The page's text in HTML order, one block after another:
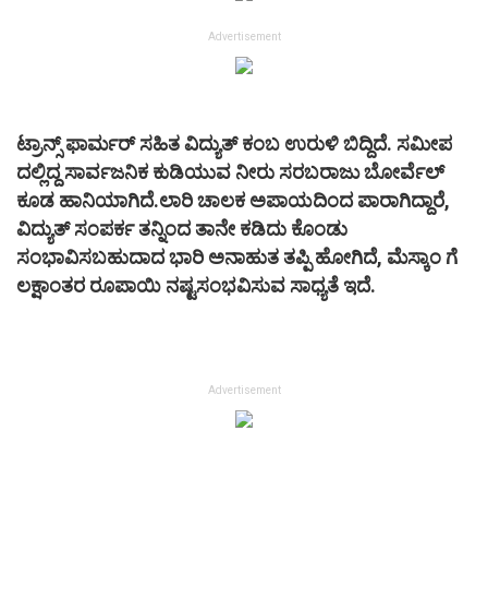
Advertisement
ಟ್ರಾನ್ಸ್ ಫಾರ್ಮರ್ ಸಹಿತ ವಿದ್ಯುತ್ ಕಂಬ ಉರುಳಿ ಬಿದ್ದಿದೆ. ಸಮೀಪ
ದಲ್ಲಿದ್ದ ಸಾರ್ವಜನಿಕ ಕುಡಿಯುವ ನೀರು ಸರಬರಾಜು ಬೋರ್ವೆಲ್
ಕೂಡ ಹಾನಿಯಾಗಿದೆ.ಲಾರಿ ಚಾಲಕ ಅಪಾಯದಿಂದ ಪಾರಾಗಿದ್ದಾರೆ,
ವಿದ್ಯುತ್ ಸಂಪರ್ಕ ತನ್ನಿಂದ ತಾನೇ ಕಡಿದು ಕೊಂಡು
ಸಂಭಾವಿಸಬಹುದಾದ ಭಾರಿ ಅನಾಹುತ ತಪ್ಪಿ ಹೋಗಿದೆ, ಮೆಸ್ಕಾಂ ಗೆ
ಲಕ್ಷಾಂತರ ರೂಪಾಯಿ ನಷ್ಟಸಂಭವಿಸುವ ಸಾಧ್ಯತೆ ಇದೆ.
Advertisement